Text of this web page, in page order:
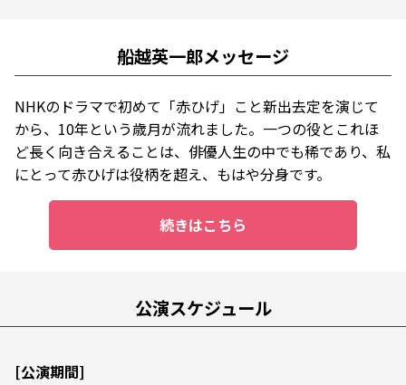
船越英一郎メッセージ
NHKのドラマで初めて「赤ひげ」こと新出去定を演じて
から、10年という歳月が流れました。一つの役とこれほ
ど長く向き合えることは、俳優人生の中でも稀であり、私
にとって赤ひげは役柄を超え、もはや分身です。
続きはこちら
公演スケジュール
[公演期間]